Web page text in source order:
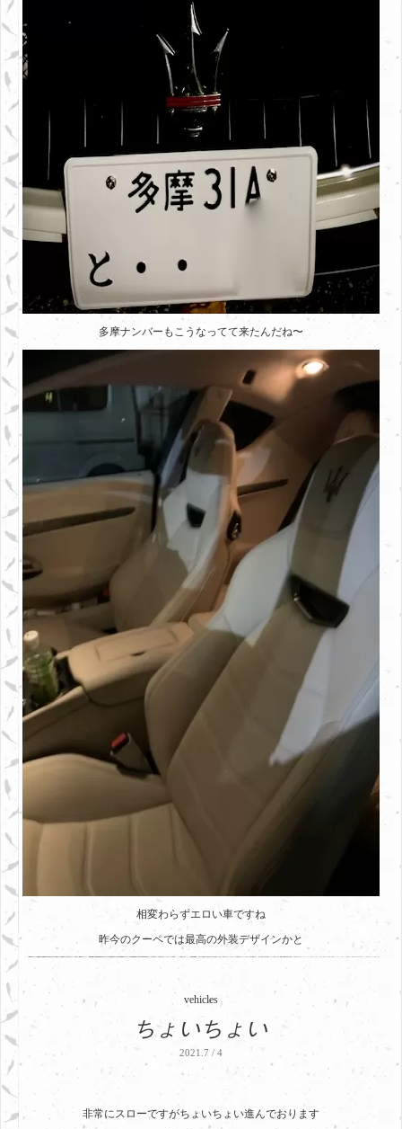
多摩ナンバーもこうなってて来たんだね〜
相変わらずエロい車ですね
昨今のクーペでは最高の外装デザインかと
vehicles
ちょいちょい
2021.7 / 4
非常にスローですがちょいちょい進んでおります